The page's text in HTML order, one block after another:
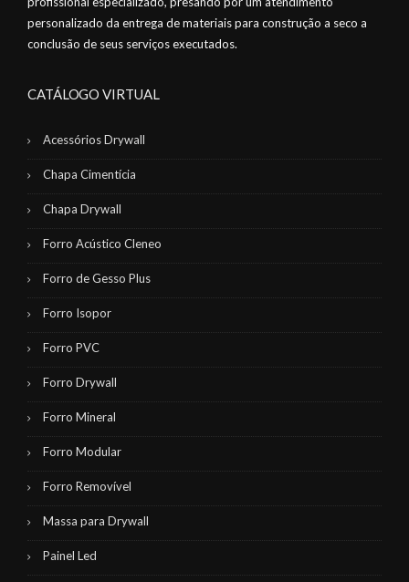
personalizado da entrega de materiais para construção a seco a
conclusão de seus serviços executados.
CATÁLOGO VIRTUAL
Acessórios Drywall
Chapa Cimentícia
Chapa Drywall
Forro Acústico Cleneo
Forro de Gesso Plus
Forro Isopor
Forro PVC
Forro Drywall
Forro Mineral
Forro Modular
Forro Removível
Massa para Drywall
Painel Led